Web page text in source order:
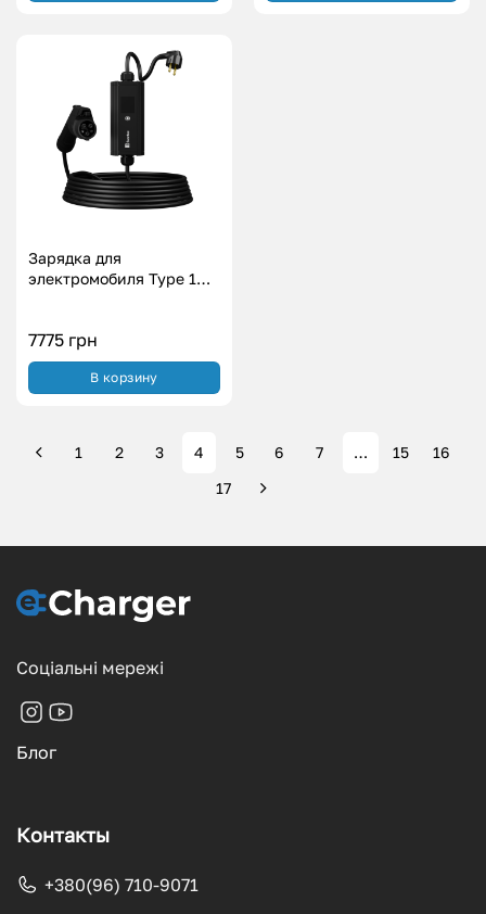
Зарядка для
электромобиля Type 1
кВт.|16А)
7775 грн
В корзину
1 2 3 4 5 6 7 … 15
16
17
Соціальні мережі
Блог
Контакты
+380(96) 710-9071